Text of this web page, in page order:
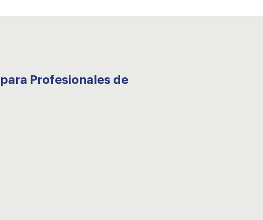
Profesionales de